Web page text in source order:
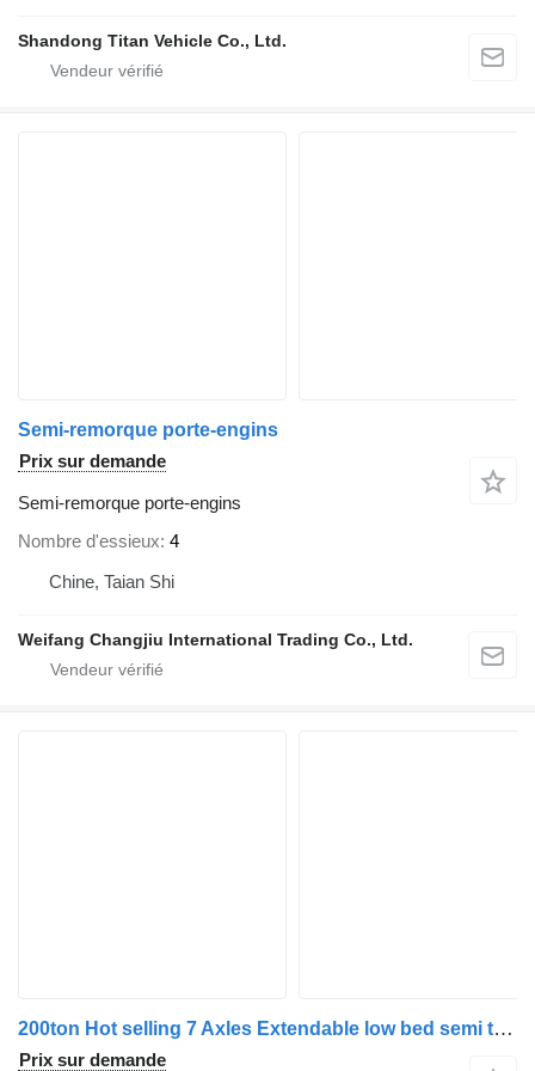
Shandong Titan Vehicle Co., Ltd.
Semi-remorque porte-engins
Prix sur demande
Semi-remorque porte-engins
Nombre d'essieux 4
Chine, Taian Shi
Weifang Changjiu International Trading Co., Ltd.
200ton Hot selling 7 Axles Extendable low bed semi trailer Lowbe
Prix sur demande